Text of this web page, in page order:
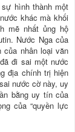
hình thành một
khác mà khối
mẽ nhất ủng hộ
Nước Nga của
của nhân loại văn
đi sai một nước
địa chính trị hiện
nước cờ này, uy
bằng uy tín của
của “quyền lực